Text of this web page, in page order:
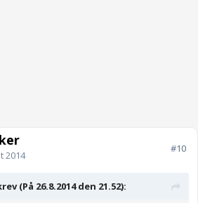
2014
#10
(På 26.8.2014 den 21.52):